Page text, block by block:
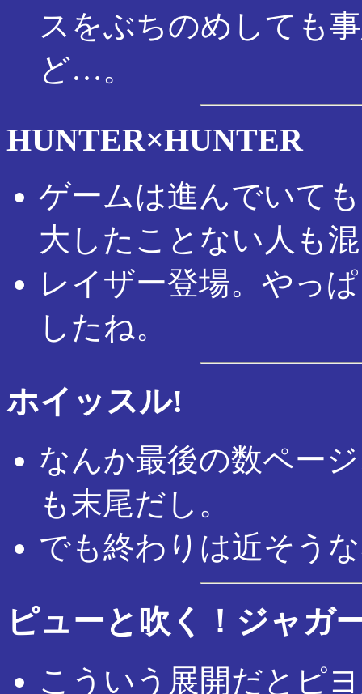
スをぶちのめしても
ど…。
HUNTER×HUNTER
ゲームは進んでいて
大したことない人も
レイザー登場。やっ
したね。
ホイッスル!
なんか最後の数ペー
も末尾だし。
でも終わりは近そう
ピューと吹く！ジャガ
こういう展開だとピ